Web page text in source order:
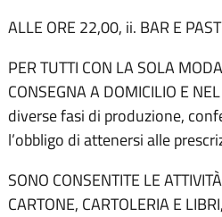
ALLE ORE 22,00, ii. BAR E
PER TUTTI CON LA SOLA
CONSEGNA A DOMICILIO E
diverse fasi di produzione,
l’obbligo di attenersi alle
SONO CONSENTITE LE
CARTONE, CARTOLERIA E